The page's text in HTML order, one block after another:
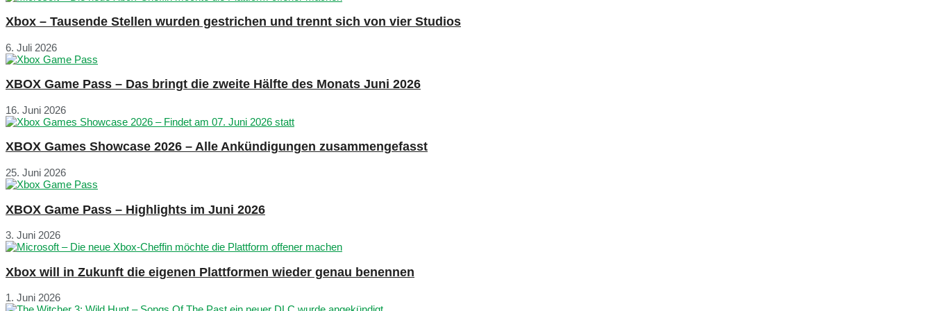
Xbox – Tausende Stellen wurden gestrichen und trennt sich von vier Studios
6. Juli 2026
XBOX Game Pass – Das bringt die zweite Hälfte des Monats Juni 2026
16. Juni 2026
XBOX Games Showcase 2026 – Alle Ankündigungen zusammengefasst
25. Juni 2026
XBOX Game Pass – Highlights im Juni 2026
3. Juni 2026
Xbox will in Zukunft die eigenen Plattformen wieder genau benennen
1. Juni 2026